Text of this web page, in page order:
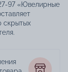
97 «Ювелирные
скрытых